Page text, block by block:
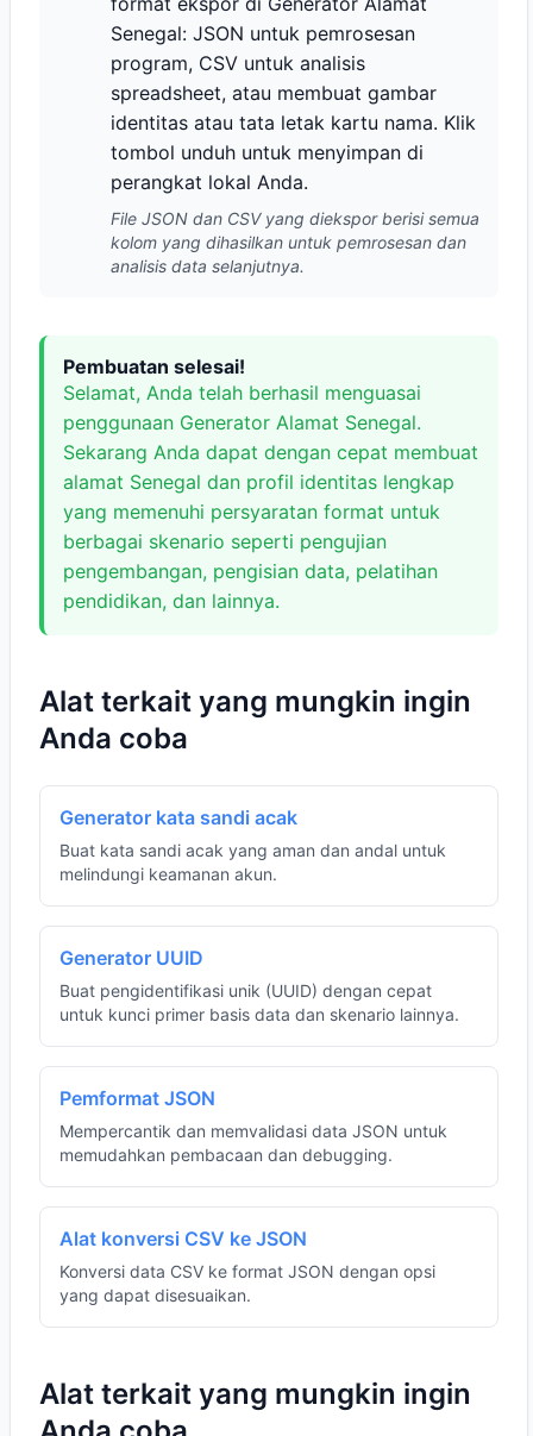
Senegal: JSON untuk pemrosesan
program, CSV untuk analisis
spreadsheet, atau membuat gambar
identitas atau tata letak kartu nama. Klik
tombol unduh untuk menyimpan di
perangkat lokal Anda.
File JSON dan CSV yang diekspor berisi semua
kolom yang dihasilkan untuk pemrosesan dan
analisis data selanjutnya.
Pembuatan selesai!
Selamat, Anda telah berhasil menguasai
penggunaan Generator Alamat Senegal.
Sekarang Anda dapat dengan cepat membuat
alamat Senegal dan profil identitas lengkap
yang memenuhi persyaratan format untuk
berbagai skenario seperti pengujian
pengembangan, pengisian data, pelatihan
pendidikan, dan lainnya.
Alat terkait yang mungkin ingin
Anda coba
Generator kata sandi acak
Buat kata sandi acak yang aman dan andal untuk
melindungi keamanan akun.
Generator UUID
Buat pengidentifikasi unik (UUID) dengan cepat
untuk kunci primer basis data dan skenario lainnya.
Pemformat JSON
Mempercantik dan memvalidasi data JSON untuk
memudahkan pembacaan dan debugging.
Alat konversi CSV ke JSON
Konversi data CSV ke format JSON dengan opsi
yang dapat disesuaikan.
Alat terkait yang mungkin ingin